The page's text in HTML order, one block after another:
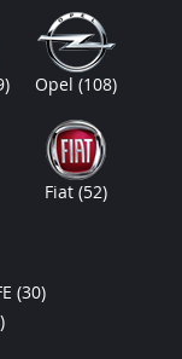
Opel(108)
Fiat(52)
(30)